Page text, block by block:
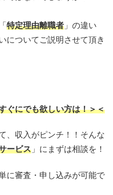
特定理由離職者 」の違い
についてご説明させて頂き
ぐにでも欲しい方は！＞＜
、収入がピンチ！！そんな
ービス 」にまずは相談を！
に審査・申し込みが可能で